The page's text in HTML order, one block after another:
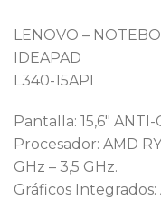
LENOVO –
IDEAPAD
L340-15API
Pantalla: 15,6″
Procesador: AMD
GHz – 3,5 GHz.
Gráficos Integrados: